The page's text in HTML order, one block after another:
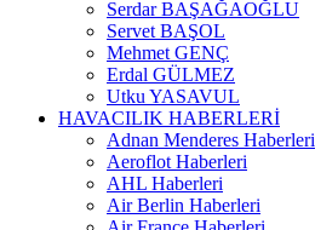
Serdar BAŞAĞAOĞLU
Servet BAŞOL
Mehmet GENÇ
Erdal GÜLMEZ
Utku YASAVUL
HAVACILIK HABERLERİ
Adnan Menderes Haberleri
Aeroflot Haberleri
AHL Haberleri
Air Berlin Haberleri